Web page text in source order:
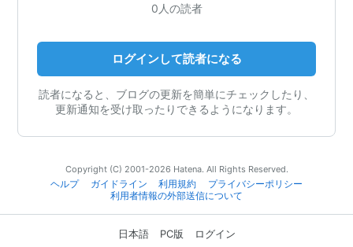
0人の読者
ログインして読者になる
読者になると、ブログの更新を簡単にチェックしたり、
更新通知を受け取ったりできるようになります。
Copyright (C) 2001-2026 Hatena. All Rights Reserved.
ヘルプ
ガイドライン 利用規約
プライバシーポリシー
利用者情報の外部送信について
日本語 PC版 ログイン